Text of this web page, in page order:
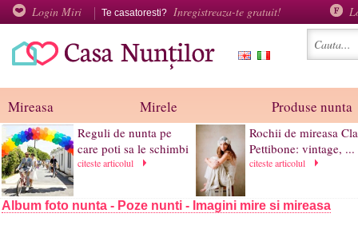
Login Miri Te casatoresti? Inregistreaza-te gratuit!
Mireasa Mirele Produse nunta
Reguli de nunta pe
care poti sa le schimbi
citeste articolul
Rochii de mireasa
Pettibone: vintage, ...
citeste articolul
Album foto nunta - Poze nunti - Imagini mire si mireasa